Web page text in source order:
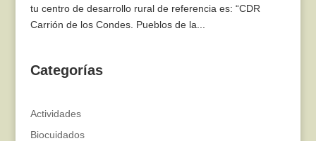
tu centro de desarrollo rural de referencia es: “CDR
Carrión de los Condes. Pueblos de la...
Categorías
Actividades
Biocuidados